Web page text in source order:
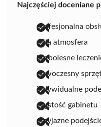
Najczęściej doceniane
profesjonalna
miła atmosfera
bezbolesne
nowoczesny
indywidualne
czystość gabinetu
przyjazne